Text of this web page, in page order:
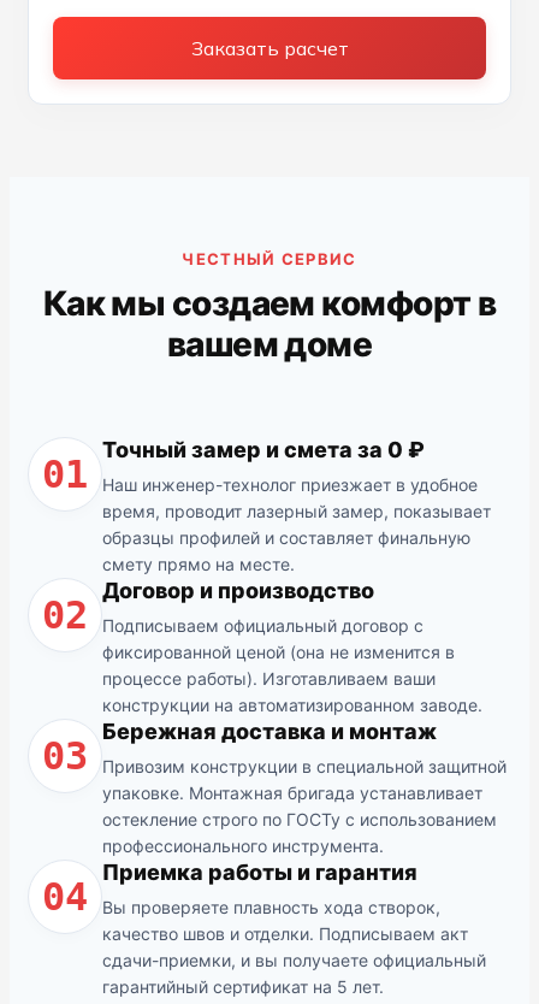
Заказать расчет
ЧЕСТНЫЙ СЕРВИС
Как мы создаем комфорт в
вашем доме
01
Точный замер и смета за 0 ₽
Наш инженер-технолог приезжает в удобное
время, проводит лазерный замер, показывает
образцы профилей и составляет финальную
смету прямо на месте.
02
Договор и производство
Подписываем официальный договор с
фиксированной ценой (она не изменится в
процессе работы). Изготавливаем ваши
конструкции на автоматизированном заводе.
03
Бережная доставка и монтаж
Привозим конструкции в специальной защитной
упаковке. Монтажная бригада устанавливает
остекление строго по ГОСТу с использованием
профессионального инструмента.
04
Приемка работы и гарантия
Вы проверяете плавность хода створок,
качество швов и отделки. Подписываем акт
сдачи-приемки, и вы получаете официальный
гарантийный сертификат на 5 лет.